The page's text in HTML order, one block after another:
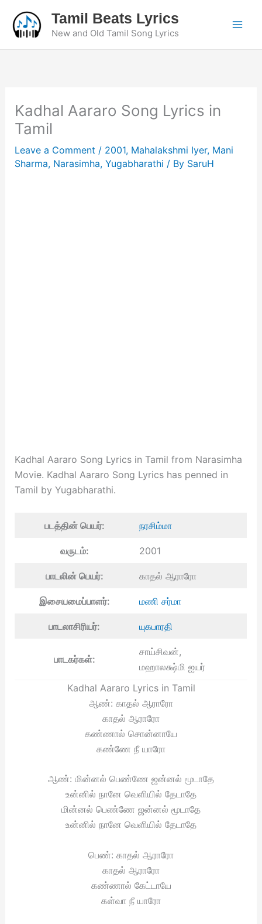
content
Tamil Beats Lyrics
New and Old Tamil Song Lyrics
Kadhal Aararo Song Lyrics in
Tamil
Leave a Comment / 2001, Mahalakshmi Iyer, Mani
Sharma, Narasimha, Yugabharathi / By SaruH
Kadhal Aararo Song Lyrics in Tamil from Narasimha
Movie. Kadhal Aararo Song Lyrics has penned in
Tamil by Yugabharathi.
படத்தின் பெயர்: நரசிம்மா
வருடம்: 2001
பாடலின் பெயர்: காதல் ஆராரோ
இசையமைப்பாளர்: மணி சர்மா
பாடலாசிரியர்: யுகபாரதி
பாடகர்கள்:
சாய்சிவன்,
மஹாலக்ஷ்மி ஐயர்
Kadhal Aararo Lyrics in Tamil
ஆண்: காதல் ஆராரோ
காதல் ஆராரோ
கண்ணால் சொன்னாயே
கண்ணே நீ யாரோ
ஆண்: மின்னல் பெண்ணே ஜன்னல் மூடாதே
உன்னில் நானே வெளியில் தேடாதே
மின்னல் பெண்ணே ஜன்னல் மூடாதே
உன்னில் நானே வெளியில் தேடாதே
பெண்: காதல் ஆராரோ
காதல் ஆராரோ
கண்ணால் கேட்டாயே
கள்வா நீ யாரோ